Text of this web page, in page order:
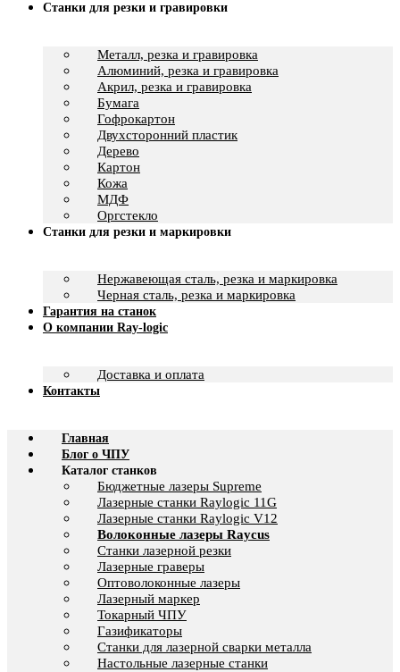
Станки для резки и гравировки
Металл, резка и гравировка
Алюминий, резка и гравировка
Акрил, резка и гравировка
Бумага
Гофрокартон
Двухсторонний пластик
Дерево
Картон
Кожа
МДФ
Оргстекло
Станки для резки и маркировки
Нержавеющая сталь, резка и маркировка
Черная сталь, резка и маркировка
Гарантия на станок
О компании Ray-logic
Доставка и оплата
Контакты
Главная
Блог о ЧПУ
Каталог станков
Бюджетные лазеры Supreme
Лазерные станки Raylogic 11G
Лазерные станки Raylogic V12
Волоконные лазеры Raycus
Станки лазерной резки
Лазерные граверы
Оптоволоконные лазеры
Лазерный маркер
Токарный ЧПУ
Газификаторы
Cтанки для лазерной сварки металла
Настольные лазерные станки